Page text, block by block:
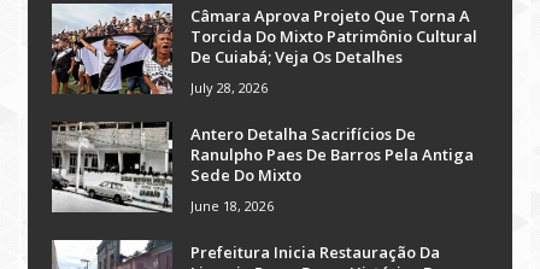
Câmara Aprova Projeto Que Torna A
Torcida Do Mixto Patrimônio Cultural
De Cuiabá; Veja Os Detalhes
July 28, 2026
Antero Detalha Sacrifícios De
Ranulpho Paes De Barros Pela Antiga
Sede Do Mixto
June 18, 2026
Prefeitura Inicia Restauração Da